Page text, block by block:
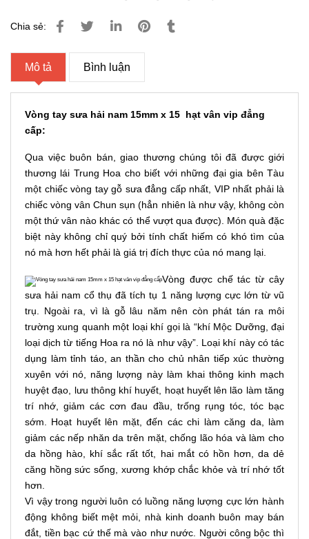
Chia sẻ:
Mô tả Bình luận
Vòng tay sưa hải nam 15mm x 15 hạt vân vip đẳng
cấp:
Qua việc buôn bán, giao thương chúng tôi đã được giới
thương lái Trung Hoa cho biết với những đại gia bên Tàu
một chiếc vòng tay gỗ sưa đẳng cấp nhất, VIP nhất phải là
chiếc vòng vân Chun sụn (hẳn nhiên là như vậy, không còn
một thứ vân nào khác có thể vượt qua được). Món quà đặc
biệt này không chỉ quý bởi tính chất hiếm có khó tìm của
nó mà hơn hết phải là giá trị đích thực của nó mang lại.
Vòng được chế tác từ cây
sưa hải nam cổ thụ đã tích tụ 1 năng lượng cực lớn từ vũ
trụ. Ngoài ra, vì là gỗ lâu năm nên còn phát tán ra môi
trường xung quanh một loại khí gọi là “khí Mộc Dưỡng, đại
loại dịch từ tiếng Hoa ra nó là như vậy”. Loại khí này có tác
dụng làm tỉnh táo, an thần cho chủ nhân tiếp xúc thường
xuyên với nó, năng lượng này làm khai thông kinh mạch
huyệt đạo, lưu thông khí huyết, hoạt huyết lên lão làm tăng
trí nhớ, giảm các cơn đau đầu, trống rụng tóc, tóc bạc
sớm. Hoạt huyết lên mặt, đến các chi làm căng da, làm
giảm các nếp nhăn da trên mặt, chống lão hóa và làm cho
da hồng hào, khí sắc rất tốt, hai mắt có hồn hơn, da dẻ
căng hồng sức sống, xương khớp chắc khỏe và trí nhớ tốt
hơn.
Vì vậy trong người luôn có luồng năng lượng cực lớn hành
động không biết mệt mỏi, nhà kinh doanh buôn may bán
đắt, tiền bạc cứ thế mà vào như nước. Người công bộc thì